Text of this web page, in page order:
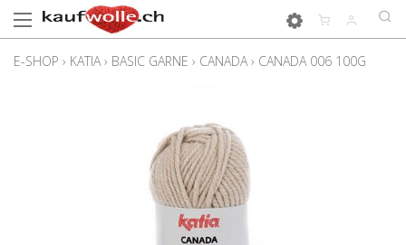
E-SHOP › KATIA › BASIC GARNE › CANADA › CANADA 006 100G